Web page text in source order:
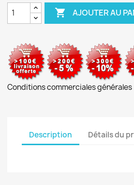
 AJOUTER AU
Conditions commerciales générales
Description Détails du